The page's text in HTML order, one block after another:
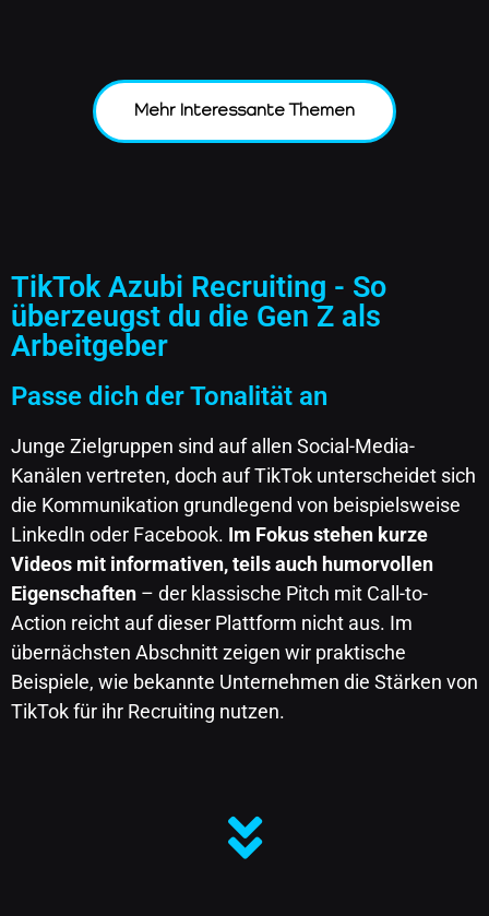
Mehr Interessante Themen
TikTok Azubi Recruiting - So
überzeugst du die Gen Z als
Arbeitgeber
Passe dich der Tonalität an
Junge Zielgruppen sind auf allen Social-Media-
Kanälen vertreten, doch auf TikTok unterscheidet sich
die Kommunikation grundlegend von beispielsweise
LinkedIn oder Facebook. Im Fokus stehen kurze
Videos mit informativen, teils auch humorvollen
Eigenschaften – der klassische Pitch mit Call-to-
Action reicht auf dieser Plattform nicht aus. Im
übernächsten Abschnitt zeigen wir praktische
Beispiele, wie bekannte Unternehmen die Stärken von
TikTok für ihr Recruiting nutzen.